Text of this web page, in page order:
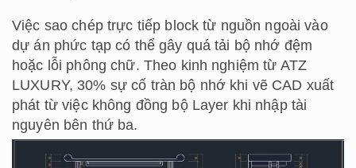
Việc sao chép trực tiếp block từ nguồn ngoài vào
dự án phức tạp có thể gây quá tải bộ nhớ đệm
hoặc lỗi phông chữ. Theo kinh nghiệm từ ATZ
LUXURY, 30% sự cố tràn bộ nhớ khi vẽ CAD xuất
phát từ việc không đồng bộ Layer khi nhập tài
nguyên bên thứ ba.